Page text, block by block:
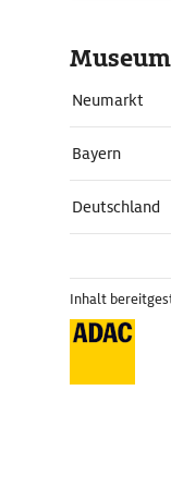
Neumarkt
Bayern
Deutschland
Inhalt